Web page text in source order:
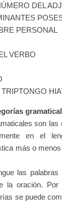
DEL
PERSONAL
VERBO
son
en el
más o
las
la oración.
se puede